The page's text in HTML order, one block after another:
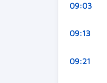
09:03
09:13
09:21